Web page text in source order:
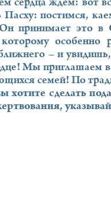
сердца ждем: вот
Пасху: постимся,
Он принимает это
особенно
– и увидишь,
Мы приглашаем
семей! По
хотите сделать